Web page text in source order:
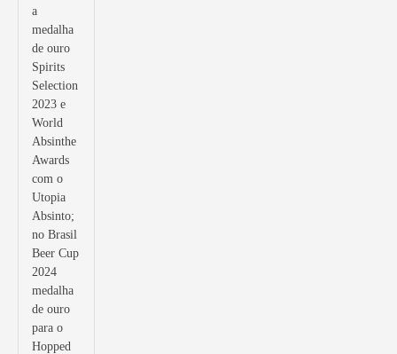
a
medalha
de ouro
Spirits
Selection
2023 e
World
Absinthe
Awards
com o
Utopia
Absinto;
no Brasil
Beer Cup
2024
medalha
de ouro
para o
Hopped